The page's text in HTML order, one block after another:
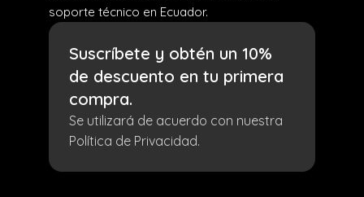
soporte técnico en Ecuador.
Suscríbete y obtén un 10%
de descuento en tu primera
compra.
Se utilizará de acuerdo con nuestra
Política de Privacidad.